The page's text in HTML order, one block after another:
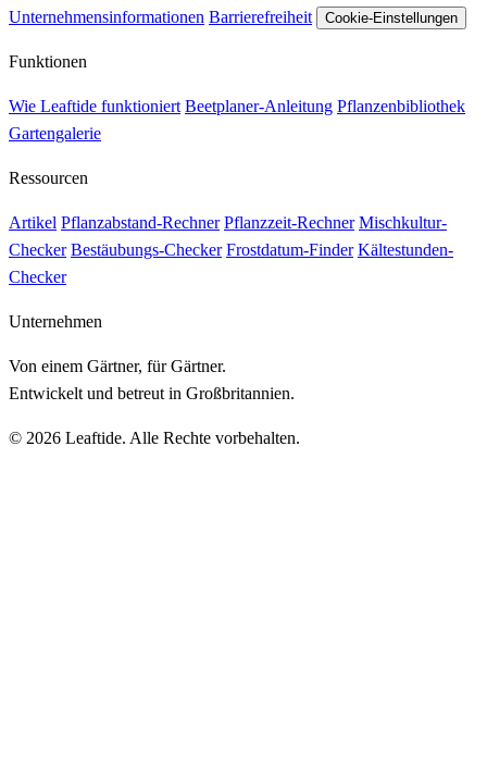
Unternehmensinformationen Barrierefreiheit Cookie-Einstellungen
Funktionen
Wie Leaftide funktioniert Beetplaner-Anleitung Pflanzenbibliothek
Gartengalerie
Ressourcen
Artikel Pflanzabstand-Rechner Pflanzzeit-Rechner Mischkultur-
Checker Bestäubungs-Checker Frostdatum-Finder Kältestunden-
Checker
Unternehmen
Von einem Gärtner, für Gärtner.
Entwickelt und betreut in Großbritannien.
© 2026 Leaftide. Alle Rechte vorbehalten.